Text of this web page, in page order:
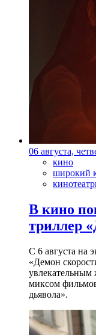
06 августа,
кино
широкий
В кино
триллер
С 6 августа на
«Демон
миксом
дьявола».